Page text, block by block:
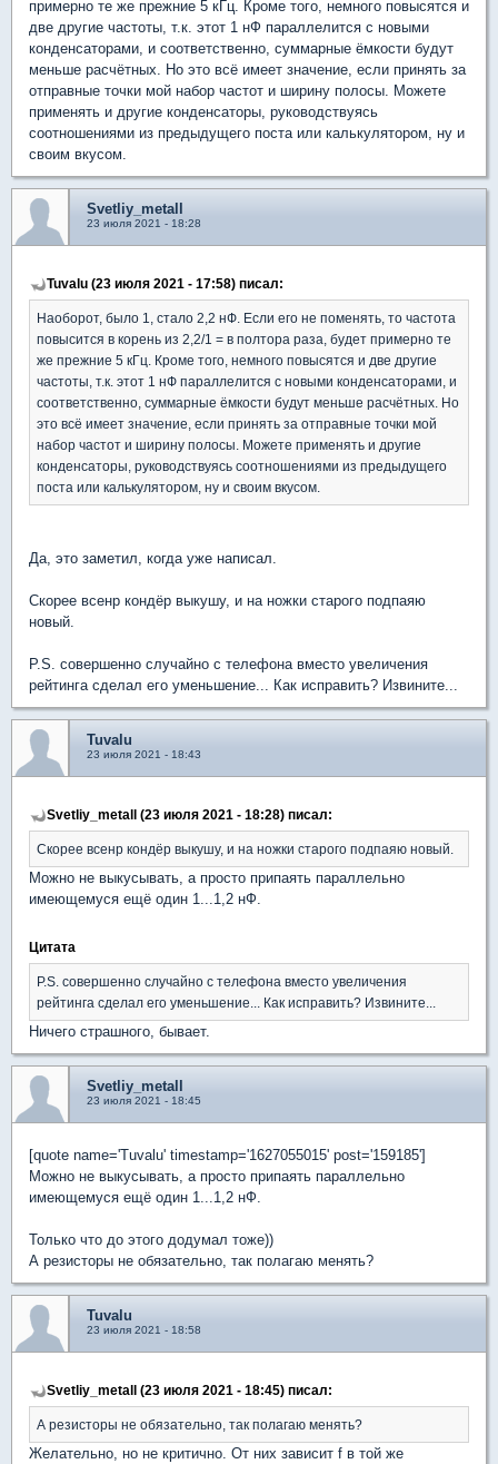
примерно те же прежние 5 кГц. Кроме того, немного повысятся и
две другие частоты, т.к. этот 1 нФ параллелится с новыми
конденсаторами, и соответственно, суммарные ёмкости будут
меньше расчётных. Но это всё имеет значение, если принять за
отправные точки мой набор частот и ширину полосы. Можете
применять и другие конденсаторы, руководствуясь
соотношениями из предыдущего поста или калькулятором, ну и
своим вкусом.
Svetliy_metall
23 июля 2021 - 18:28
Tuvalu (23 июля 2021 - 17:58) писал:
Наоборот, было 1, стало 2,2 нФ. Если его не поменять, то частота
повысится в корень из 2,2/1 = в полтора раза, будет примерно те
же прежние 5 кГц. Кроме того, немного повысятся и две другие
частоты, т.к. этот 1 нФ параллелится с новыми конденсаторами, и
соответственно, суммарные ёмкости будут меньше расчётных. Но
это всё имеет значение, если принять за отправные точки мой
набор частот и ширину полосы. Можете применять и другие
конденсаторы, руководствуясь соотношениями из предыдущего
поста или калькулятором, ну и своим вкусом.
Да, это заметил, когда уже написал.
Скорее всенр кондёр выкушу, и на ножки старого подпаяю
новый.
P.S. совершенно случайно с телефона вместо увеличения
рейтинга сделал его уменьшение... Как исправить? Извините...
Tuvalu
23 июля 2021 - 18:43
Svetliy_metall (23 июля 2021 - 18:28) писал:
Скорее всенр кондёр выкушу, и на ножки старого подпаяю новый.
Можно не выкусывать, а просто припаять параллельно
имеющемуся ещё один 1...1,2 нФ.
Цитата
P.S. совершенно случайно с телефона вместо увеличения
рейтинга сделал его уменьшение... Как исправить? Извините...
Ничего страшного, бывает.
Svetliy_metall
23 июля 2021 - 18:45
[quote name='Tuvalu' timestamp='1627055015' post='159185']
Можно не выкусывать, а просто припаять параллельно
имеющемуся ещё один 1...1,2 нФ.
Только что до этого додумал тоже))
А резисторы не обязательно, так полагаю менять?
Tuvalu
23 июля 2021 - 18:58
Svetliy_metall (23 июля 2021 - 18:45) писал:
А резисторы не обязательно, так полагаю менять?
Желательно, но не критично. От них зависит f в той же